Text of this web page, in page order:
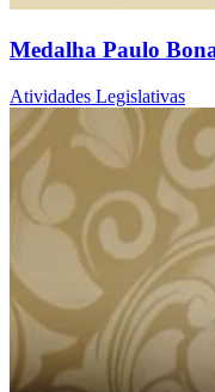
Medalha Paulo
Atividades Legislativas